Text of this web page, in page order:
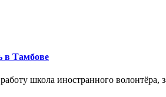
в Тамбове
школа иностранного